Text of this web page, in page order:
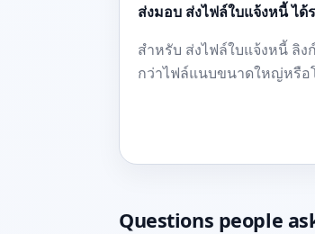
ส่งมอบ ส่งไฟล์ใบแจ้งหนี้ ได้
สำหรับ ส่งไฟล์ใบแจ้งหนี้ ลิง
กว่าไฟล์แนบขนาดใหญ่หรือ
Questions people